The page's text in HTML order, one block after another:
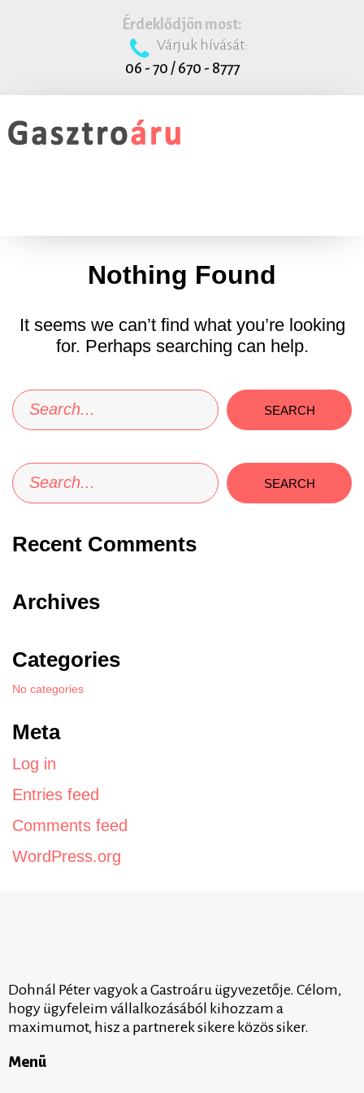
Érdeklődjön most:
Várjuk hívását:
06 - 70 / 670 - 8777
Nothing Found
It seems we can’t find what you’re looking
for. Perhaps searching can help.
SEARCH
SEARCH
Recent Comments
Archives
Categories
No categories
Meta
Log in
Entries feed
Comments feed
WordPress.org
Dohnál Péter vagyok a Gastroáru ügyvezetője. Célom,
hogy ügyfeleim vállalkozásából kihozzam a
maximumot, hisz a partnerek sikere közös siker.
Menü